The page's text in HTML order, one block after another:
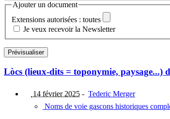
Ajouter un document
Extensions autorisées : toutes
Je veux recevoir la Newsletter
Lòcs (lieux-dits = toponymie, paysage...)
14 février 2025 - Tederic Merger
Noms de voie gascons historiques